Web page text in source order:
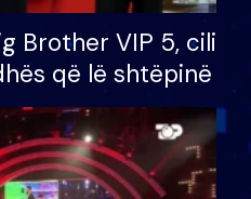
Brother VIP 5, cili
që lë shtëpinë